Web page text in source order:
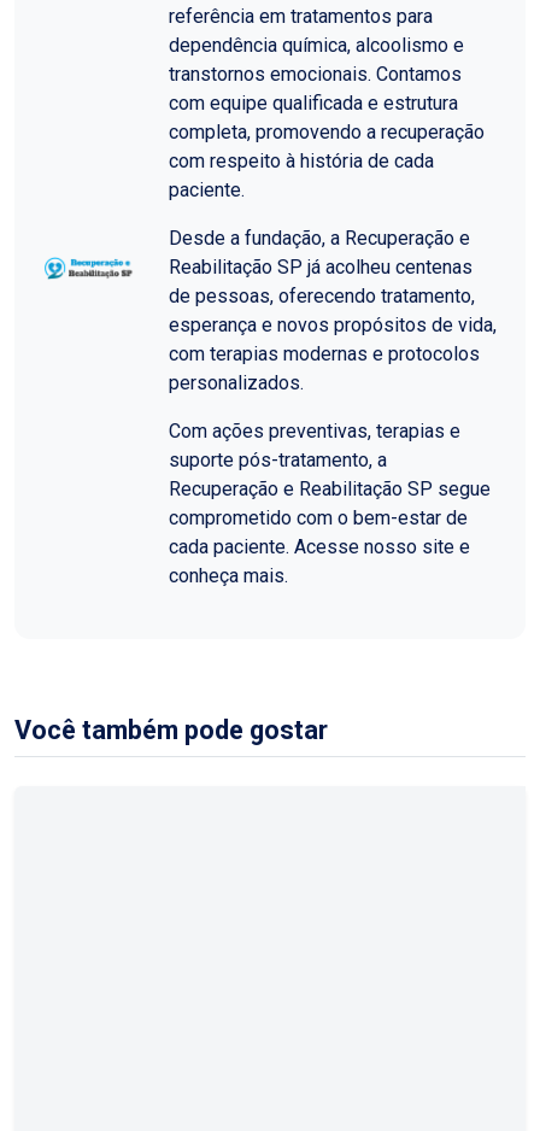
referência em tratamentos para
dependência química, alcoolismo e
transtornos emocionais. Contamos
com equipe qualificada e estrutura
completa, promovendo a recuperação
com respeito à história de cada
paciente.
Desde a fundação, a Recuperação e
Reabilitação SP já acolheu centenas
de pessoas, oferecendo tratamento,
esperança e novos propósitos de vida,
com terapias modernas e protocolos
personalizados.
Com ações preventivas, terapias e
suporte pós-tratamento, a
Recuperação e Reabilitação SP segue
comprometido com o bem-estar de
cada paciente. Acesse nosso site e
conheça mais.
Você também pode gostar